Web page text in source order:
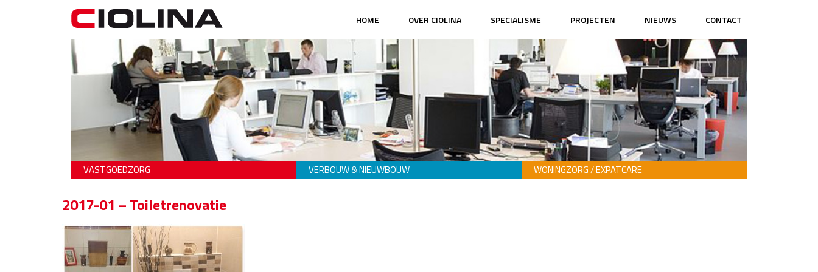
HOME OVER CIOLINA SPECIALISME PROJECTEN NIEUWS CONTACT
VASTGOEDZORG VERBOUW & NIEUWBOUW WONINGZORG / EXPATCARE
2017-01 – Toiletrenovatie